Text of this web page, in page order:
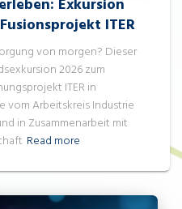
Exkursion
ITER
von morgen? Dieser
2026 zum
ITER in
vom Arbeitskreis Industrie
in Zusammenarbeit mit
Read more